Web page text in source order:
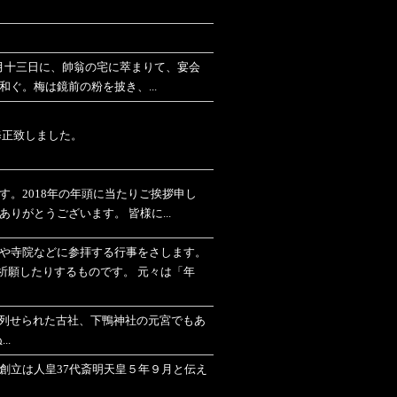
三日に、帥翁の宅に萃まりて、宴会
ぐ。梅は鏡前の粉を披き、...
致しました。
。2018年の年頭に当たりご挨拶申し
りがとうございます。 皆様に...
寺院などに参拝する行事をさします。
願したりするものです。 元々は「年
せられた古社、下鴨神社の元宮でもあ
立は人皇37代斎明天皇５年９月と伝え